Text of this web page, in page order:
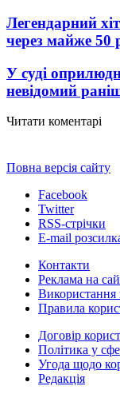
Легендарний
через майже 50
У суді
невідомий
Читати коментарі
Повна версія сайту
Facebook
Twitter
RSS-стрічки
E-mail
Контакти
Реклама на
Використання
Правила
Договір
Політика у
Угода щодо
Редакція